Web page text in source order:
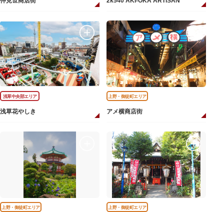
浅草中央部エリア
浅草花やしき
上野・御徒町エリア
アメ横商店街
上野・御徒町エリア 上野・御徒町エリア